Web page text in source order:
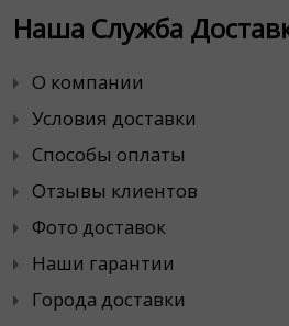
Наша Служба
О компании
Условия доставки
Способы оплаты
Отзывы клиентов
Фото доставок
Наши гарантии
Города доставки